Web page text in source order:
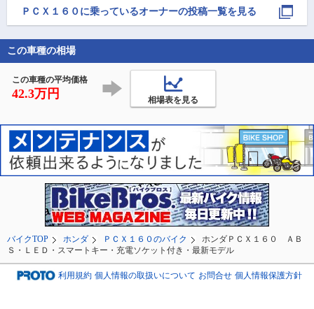
私の地の利で先頭をさ
他愛もない話しに盛り
上がりめちゃ楽しかっ
たです!!
良いことだけの珍しい
ツーリングでした🙆
最後
ＰＣＸ１６０ に乗っているオーナーの投稿一覧を見る
この車種の相場
この車種の平均価格
42.3万円 相場表を見る
バイクTOP ホンダ ＰＣＸ１６０のバイク
ホンダＰＣＸ１６０ ＡＢ
Ｓ・ＬＥＤ・スマートキー・充電ソケット付き・最新モデル
利用規約 個人情報の取扱いについて お問合せ 個人情報保護方針